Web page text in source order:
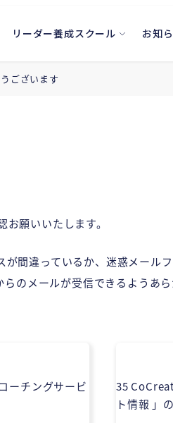
リーダー養成スクール お知
ございます
願いいたします。
間違っているか、迷惑メール
メールが受信できるようあ
ーチングサービ
35
ト情報 」